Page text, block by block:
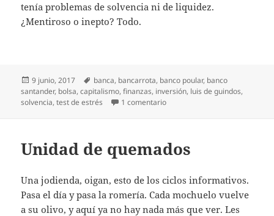
tenía problemas de solvencia ni de liquidez.
¿Mentiroso o inepto? Todo.
Publicado
el
9 junio, 2017 Etiquetas
banca, bancarrota, banco poular, banco
santander, bolsa,capitalismo,finanzas, inversión, luis de guindos,
solvencia,test de estrés 1 comentarioen Milonga del Popular
Unidad de quemados
Una jodienda, oigan, esto de los ciclos informativos.
Pasa el día y pasa la romería. Cada mochuelo vuelve
a su olivo, y aquí ya no hay nada más que ver. Les